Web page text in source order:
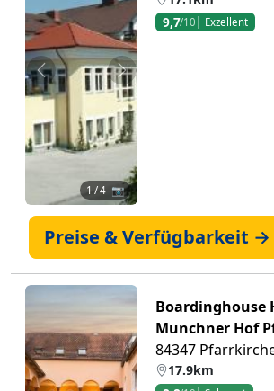
Zurück Weiter
1 / 4 📷
9,7/10 Exzellent
Preise & Verfügbarkeit →
Boardinghouse
Munchner Hof
84347
17.9km